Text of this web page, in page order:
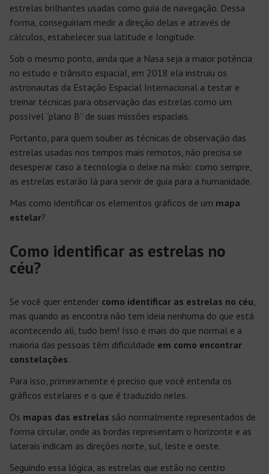
estrelas brilhantes usadas como guia de navegação. Dessa
forma, conseguiriam medir a direção delas e através de
cálculos, estabelecer sua latitude e longitude.
Sob o mesmo ponto, ainda que a Nasa seja a maior potência
no estudo e trânsito espacial, em 2018 ela instruiu os
astronautas da Estação Espacial Internacional a testar e
treinar técnicas para observação das estrelas como um
possível “plano B” de suas missões espaciais.
Portanto, para quem souber as técnicas de observação das
estrelas usadas nos tempos mais remotos, não precisa se
desesperar caso a tecnologia o deixe na mão: como sempre,
as estrelas estarão lá para servir de guia para a humanidade.
Mas como identificar os elementos gráficos de um mapa
estelar?
Como identificar as estrelas no
céu?
Se você quer entender como identificar as estrelas no céu,
mas quando as encontra não tem ideia nenhuma do que está
acontecendo ali, tudo bem! Isso é mais do que normal e a
maioria das pessoas têm dificuldade em como encontrar
constelações.
Para isso, primeiramente é preciso que você entenda os
gráficos estelares e o que é traduzido neles.
Os mapas das estrelas são normalmente representados de
forma circular, onde as bordas representam o horizonte e as
laterais indicam as direções norte, sul, leste e oeste.
Seguindo essa lógica, as estrelas que estão no centro